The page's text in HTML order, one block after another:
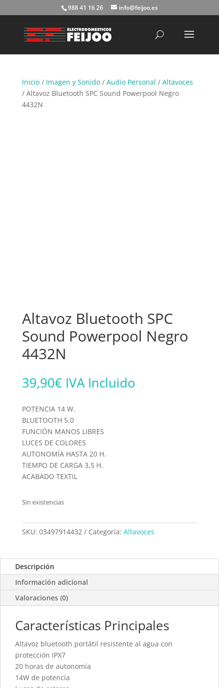
988 41 16 26 info@feijoo.es
Inicio/ Imagen y Sonido/ Audio Personal / Altavoces
/ Altavoz Bluetooth SPC Sound Powerpool Negro
4432N
Altavoz Bluetooth SPC
Sound Powerpool Negro
4432N
39,90€ IVA Incluido
POTENCIA 14 W.
BLUETOOTH 5.0
FUNCIÓN MANOS LIBRES
LUCES DE COLORES
AUTONOMÍA HASTA 20 H.
TIEMPO DE CARGA 3,5 H.
ACABADO TEXTIL
Sin existencias
SKU: 03497914432 Categoría: Altavoces
Descripción
Información adicional
Valoraciones (0)
Características Principales
Altavoz bluetooth portátil resistente al agua con
protección IPX7
20 horas de autonomía
14W de potencia